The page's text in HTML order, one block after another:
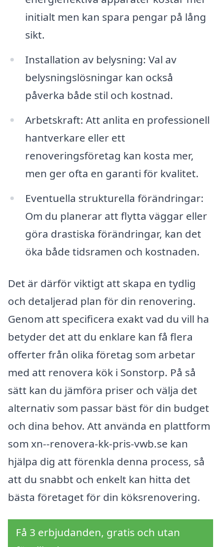
initialt men kan spara pengar på lång
sikt.
Installation av belysning: Val av
belysningslösningar kan också
påverka både stil och kostnad.
Arbetskraft: Att anlita en professionell
hantverkare eller ett
renoveringsföretag kan kosta mer,
men ger ofta en garanti för kvalitet.
Eventuella strukturella förändringar:
Om du planerar att flytta väggar eller
göra drastiska förändringar, kan det
öka både tidsramen och kostnaden.
Det är därför viktigt att skapa en tydlig
och detaljerad plan för din renovering.
Genom att specificera exakt vad du vill ha
betyder det att du enklare kan få flera
offerter från olika företag som arbetar
med att renovera kök i Sonstorp. På så
sätt kan du jämföra priser och välja det
alternativ som passar bäst för din budget
och dina behov. Att använda en plattform
som xn--renovera-kk-pris-vwb.se kan
hjälpa dig att förenkla denna process, så
att du snabbt och enkelt kan hitta det
bästa företaget för din köksrenovering.
Få 3 erbjudanden, gratis och utan